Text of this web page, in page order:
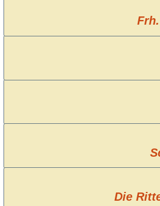
Die